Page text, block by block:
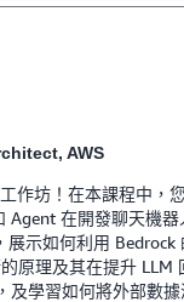
AWS
作坊！在本課程中，
Agent 在開發聊天機器
示如何利用 Bedrock
原理及其在提升 LLM
學習如何將外部數據